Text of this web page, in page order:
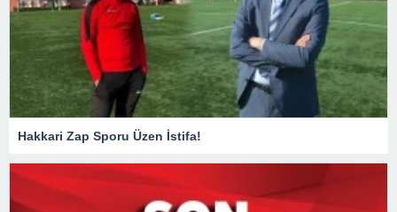
Hakkari Zap Sporu Üzen İstifa!